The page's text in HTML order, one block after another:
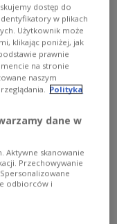
Armaments Agency
Prime Minister
dostęp do
w plikach
Użytkownik może
klikając poniżej, jak
prawnie
na stronie
naszym
Polityka
dane w
Aktywne skanowanie
Przechowywanie
odbiorców i